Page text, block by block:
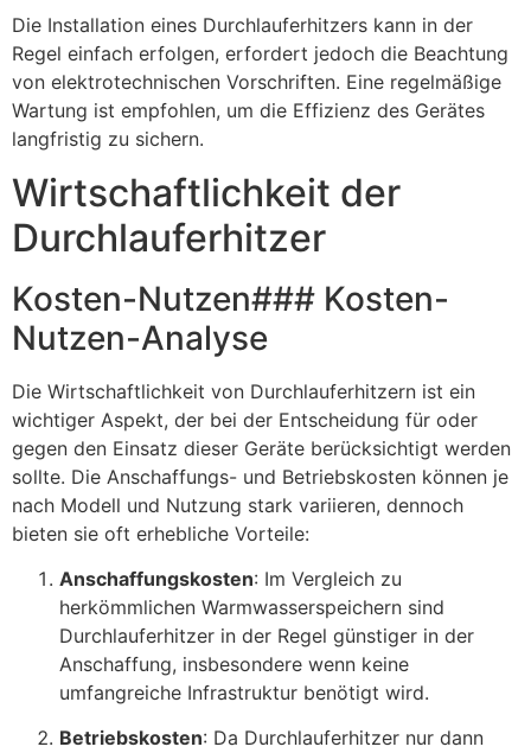
Die Installation eines Durchlauferhitzers kann in der
Regel einfach erfolgen, erfordert jedoch die Beachtung
von elektrotechnischen Vorschriften. Eine regelmäßige
Wartung ist empfohlen, um die Effizienz des Gerätes
langfristig zu sichern.
Wirtschaftlichkeit der
Durchlauferhitzer
Kosten-Nutzen### Kosten-
Nutzen-Analyse
Die Wirtschaftlichkeit von Durchlauferhitzern ist ein
wichtiger Aspekt, der bei der Entscheidung für oder
gegen den Einsatz dieser Geräte berücksichtigt werden
sollte. Die Anschaffungs- und Betriebskosten können je
nach Modell und Nutzung stark variieren, dennoch
bieten sie oft erhebliche Vorteile:
Anschaffungskosten: Im Vergleich zu
herkömmlichen Warmwasserspeichern sind
Durchlauferhitzer in der Regel günstiger in der
Anschaffung, insbesondere wenn keine
umfangreiche Infrastruktur benötigt wird.
Betriebskosten: Da Durchlauferhitzer nur dann